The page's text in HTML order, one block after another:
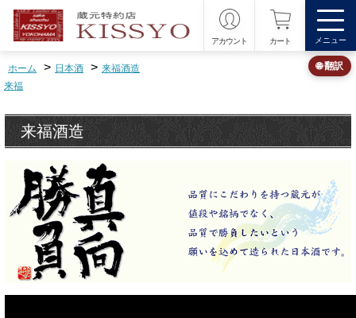
アカウント カート メニュー
ホーム > 日本酒 > 来福酒造
来福
来福酒造
🌐 翻訳